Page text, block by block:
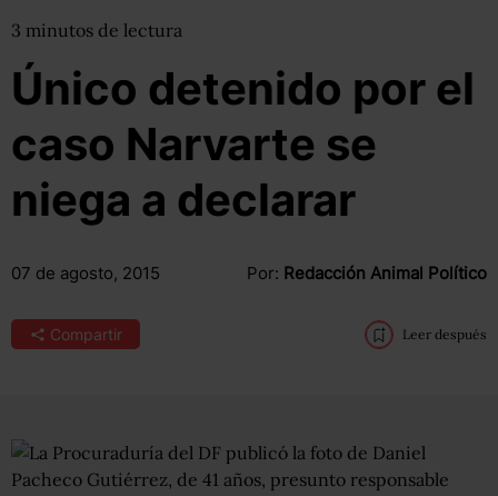
3 minutos de lectura
Único detenido por el
caso Narvarte se
niega a declarar
07 de agosto, 2015 Por: Redacción Animal Político
Compartir Leer después